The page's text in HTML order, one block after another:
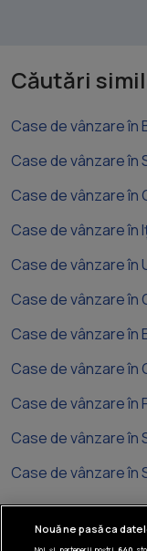
Căutări
Case de vânzare în
Case de vânzare în
Case de vânzare în
Case de vânzare în
Case de vânzare în
Case de vânzare în
Case de vânzare în
Case de vânzare în
Case de vânzare în
Case de vânzare în
Case de vânzare în
Nouă ne pasă ca